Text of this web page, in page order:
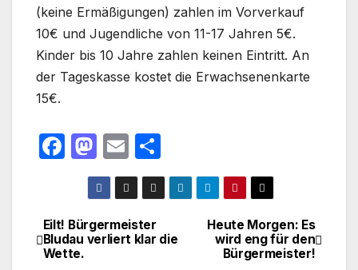
(keine Ermäßigungen) zahlen im Vorverkauf
10€ und Jugendliche von 11-17 Jahren 5€.
Kinder bis 10 Jahre zahlen keinen Eintritt. An
der Tageskasse kostet die Erwachsenenkarte
15€.
F
e
b
M
a
st
o
d
E
m
ail
ei
le
Beitragsnavigation
Heute Morgen: Es
wird eng für den
Bürgermeister!
Eilt! Bürgermeister
Bludau verliert klar die
Wette.